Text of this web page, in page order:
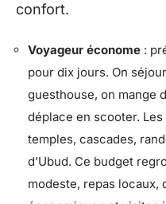
confort.
Voyageur économe :
pour dix jours. On
guesthouse, on mange
déplace en scooter.
temples, cascades,
d’Ubud. Ce budget
modeste, repas locaux,